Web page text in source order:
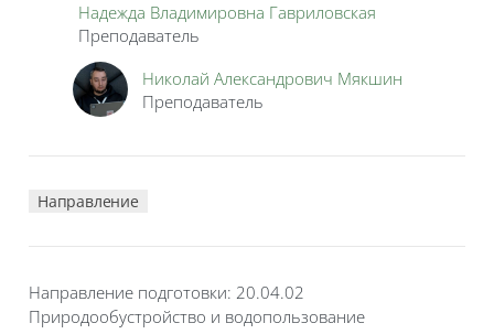
Надежда Владимировна Гавриловская
Преподаватель
Николай Александрович Мякшин
Преподаватель
Направление
Направление подготовки: 20.04.02
Природообустройство и водопользование